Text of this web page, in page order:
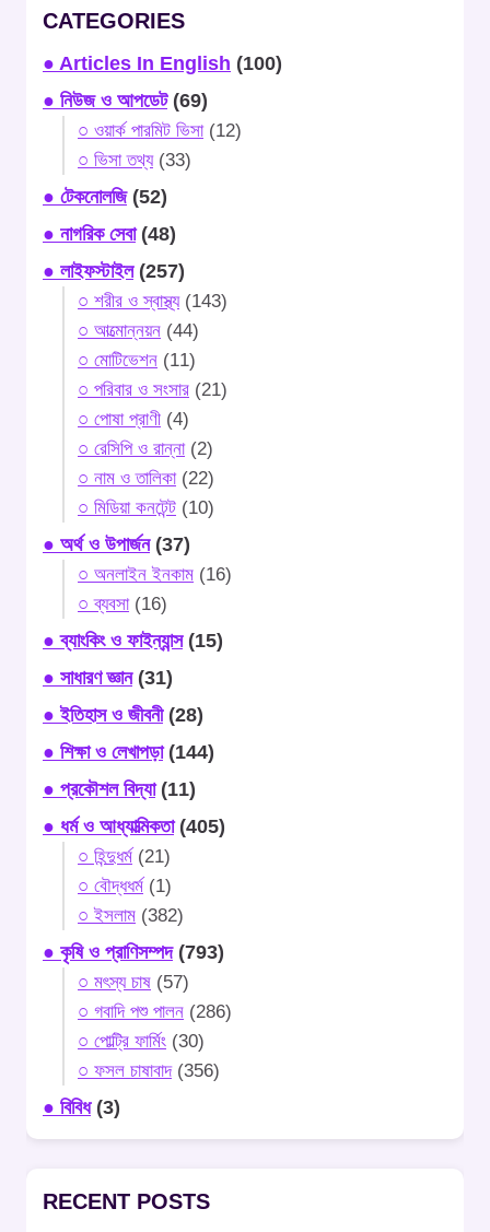
CATEGORIES
● Articles In English (100)
● নিউজ ও আপডেট(69)
○ ওয়ার্ক পারমিট ভিসা(12)
○ ভিসা তথ্য(33)
● টেকনোলজি(52)
● নাগরিক সেবা(48)
● লাইফস্টাইল(257)
○ শরীর ও স্বাস্থ্য(143)
○ আত্মোন্নয়ন (44)
○ মোটিভেশন (11)
○ পরিবার ও সংসার (21)
○ পোষা প্রাণী (4)
○ রেসিপি ও রান্না(2)
○ নাম ও তালিকা(22)
○ মিডিয়া কনটেন্ট (10)
● অর্থ ও উপার্জন(37)
○ অনলাইন ইনকাম (16)
○ ব্যবসা(16)
● ব্যাংকিং ও ফাইন্যান্স(15)
● সাধারণ জ্ঞান(31)
● ইতিহাস ও জীবনী(28)
● শিক্ষা ও লেখাপড়া(144)
● প্রকৌশল বিদ্যা(11)
● ধর্ম ও আধ্যাত্মিকতা(405)
○ হিন্দুধর্ম (21)
○ বৌদ্ধধর্ম (1)
○ ইসলাম (382)
● কৃষি ও প্রাণিসম্পদ(793)
○ মৎস্য চাষ (57)
○ গবাদি পশু পালন (286)
○ পোল্ট্রি ফার্মিং (30)
○ ফসল চাষাবাদ(356)
● বিবিধ(3)
RECENT POSTS